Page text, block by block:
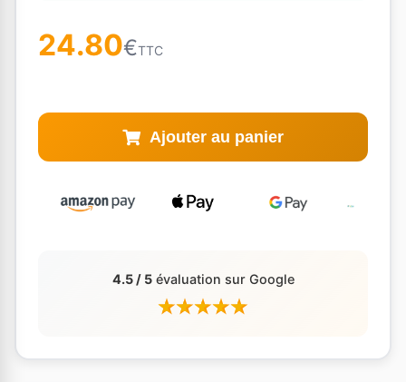
24.80€TTC
Ajouter au panier
4.5 / 5évaluation sur Google